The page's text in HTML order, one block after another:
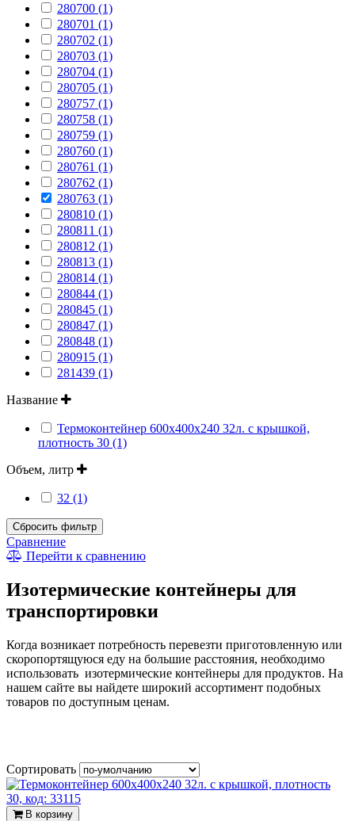
280700 (1)
280701 (1)
280702 (1)
280703 (1)
280704 (1)
280705 (1)
280757 (1)
280758 (1)
280759 (1)
280760 (1)
280761 (1)
280762 (1)
280763 (1)
280810 (1)
280811 (1)
280812 (1)
280813 (1)
280814 (1)
280844 (1)
280845 (1)
280847 (1)
280848 (1)
280915 (1)
281439 (1)
Название
Термоконтейнер 600х400х240 32л. с крышкой,
плотность 30 (1)
Объем, литр
32 (1)
Сбросить фильтр
Сравнение
Перейти к сравнению
Изотермические контейнеры для
транспортировки
Когда возникает потребность перевезти приготовленную или
скоропортящуюся еду на большие расстояния, необходимо
использовать изотермические контейнеры для продуктов. На
нашем сайте вы найдете широкий ассортимент подобных
товаров по доступным ценам.
Сортировать
В корзину